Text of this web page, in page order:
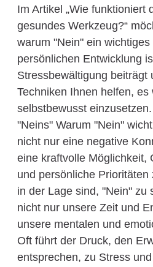
Im Artikel „Wie funktioniert
gesundes Werkzeug?“
warum "Nein" ein
persönlichen Entwicklung
Stressbewältigung beiträgt
Techniken Ihnen helfen, es
selbstbewusst
"Neins" Warum "Nein"
nicht nur eine negative
eine kraftvolle Möglichkeit,
und persönliche
in der Lage sind, "Nein" zu
nicht nur unsere Zeit und
unsere mentalen und
Oft führt der Druck, den
entsprechen, zu Stress